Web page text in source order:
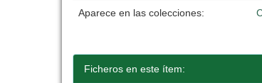
Aparece en las colecciones:
Ficheros en este ítem: